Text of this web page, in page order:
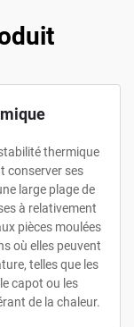
thermique
conserver ses
large plage de
à relativement
pièces moulées
où elles peuvent
telles que les
capot ou les
de la chaleur.